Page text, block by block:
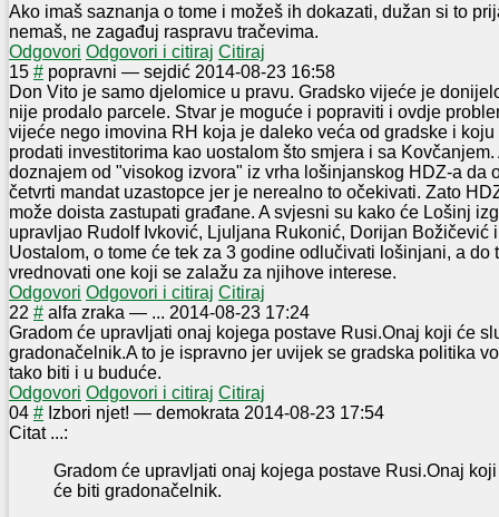
Ako imaš saznanja o tome i možeš ih dokazati, dužan si to
nemaš, ne zagađuj raspravu tračevima.
Odgovori Odgovori i citiraj Citiraj
15 # popravni — sejdić 2014-08-23 16:58
Don Vito je samo djelomice u pravu. Gradsko vijeće je
nije prodalo parcele. Stvar je moguće i popraviti i ovdje
vijeće nego imovina RH koja je daleko veća od gradske i
prodati investitorima kao uostalom što smjera i sa
doznajem od "visokog izvora" iz vrha lošinjanskog HDZ-a da
četvrti mandat uzastopce jer je nerealno to očekivati. Zato
može doista zastupati građane. A svjesni su kako će Lošinj
upravljao Rudolf Ivković, Ljuljana Rukonić, Dorijan Božičević
Uostalom, o tome će tek za 3 godine odlučivati lošinjani, a do
vrednovati one koji se zalažu za njihove interese.
Odgovori Odgovori i citiraj Citiraj
22 # alfa zraka — ... 2014-08-23 17:24
Gradom će upravljati onaj kojega postave Rusi.Onaj koji će
gradonačelnik.A to je ispravno jer uvijek se gradska politika
tako biti i u buduće.
Odgovori Odgovori i citiraj Citiraj
04 # Izbori njet! — demokrata 2014-08-23 17:54
Citat ...:
Gradom će upravljati onaj kojega postave Rusi.Onaj
će biti gradonačelnik.